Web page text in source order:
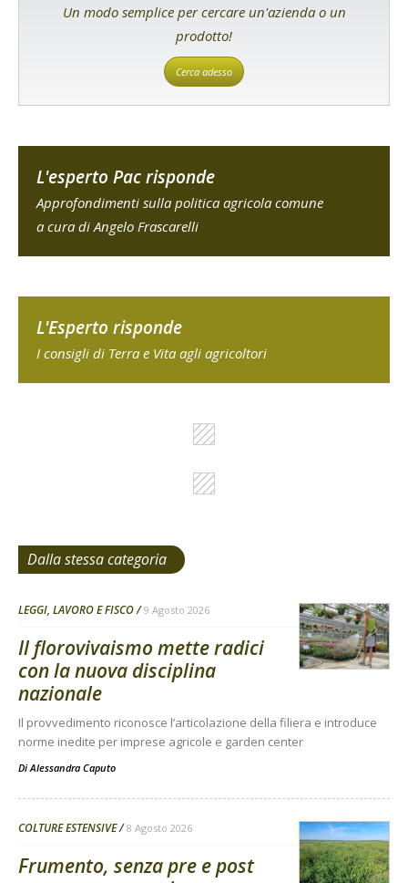
Un modo semplice per cercare un'azienda o un
prodotto!
Cerca adesso
L'esperto Pac risponde
Approfondimenti sulla politica agricola comune
a cura di Angelo Frascarelli
L'Esperto risponde
I consigli di Terra e Vita agli agricoltori
Dalla stessa categoria
LEGGI, LAVORO E FISCO 9 Agosto 2026
Il florovivaismo mette radici
con la nuova disciplina
nazionale
Il provvedimento riconosce l’articolazione della filiera e introduce
norme inedite per imprese agricole e garden center
DiAlessandra Caputo
COLTURE ESTENSIVE 8 Agosto 2026
Frumento, senza pre e post